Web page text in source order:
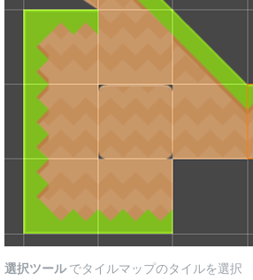
選択ツールでタイルマップのタイルを選択